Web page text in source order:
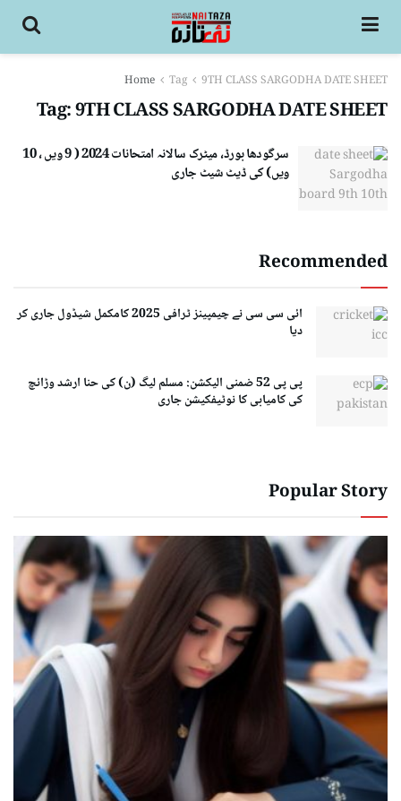
Home Tag 9TH CLASS SARGODHA DATE SHEET
Tag:9TH CLASS SARGODHA DATE SHEET
سرگودھا بورڈ، میٹرک سالانہ امتحانات 2024 ( 9 ویں ، 10
ویں) کی ڈیٹ شیٹ جاری
Recommended
ائی سی سی نے چیمپینز ٹرافی 2025 کامکمل شیڈول جاری کر
دیا
پی پی 52 ضمنی الیکشن: مسلم لیگ (ن) کی حنا ارشد وڑائچ
کی کامیابی کا نوٹیفکیشن جاری
Popular Story